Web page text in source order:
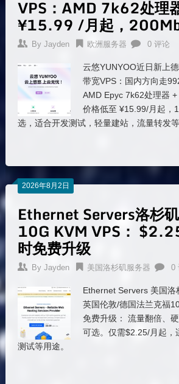
VPS：AMD 7k62处理
¥15.99 /月起，
By Jayden 欧洲服务器 0 评论
云悠YUNYOO近日新上
带宽VPS：国内方向走
AMD Epyc 7k62处理器 +
价格低至 ¥15.99/月起，
选，适合开发测试，轻量建站，流量转发等
2026年8月2日
Ethernet Servers洛杉
10G KVM VPS：
时免费升级
By Jayden 美国洛杉矶服务器 0
Ethernet Servers 美国洛
英国伦敦/德国法兰克福
免费升级： 流量翻倍、
可选。仅需$2.25/月起，
测试等用途。